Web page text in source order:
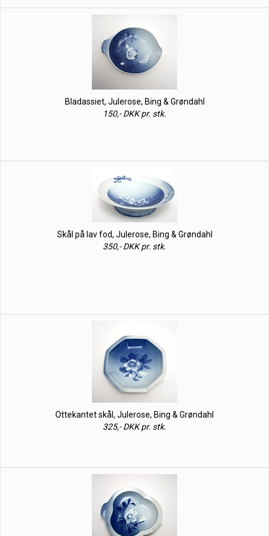
Bladassiet, Julerose, Bing & Grøndahl
150,- DKK pr. stk.
Skål på lav fod, Julerose, Bing & Grøndahl
350,- DKK pr. stk.
Ottekantet skål, Julerose, Bing & Grøndahl
325,- DKK pr. stk.